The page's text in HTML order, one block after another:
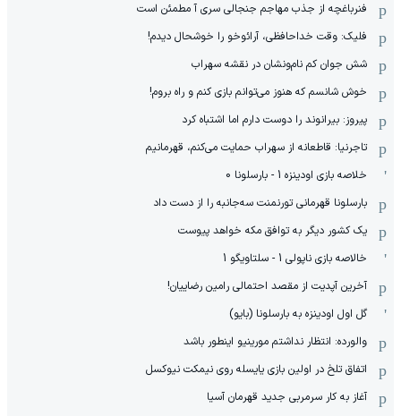
فنرباغچه از جذب مهاجم جنجالی سری آ مطمئن است
فلیک: وقت خداحافظی، آرائوخو را خوشحال دیدم!
شش جوان کم نام‌و‌نشان در نقشه سهراب
خوش شانسم که هنوز می‌توانم بازی کنم و راه بروم!
پیروز: بیرانوند را دوست دارم اما اشتباه کرد
تاجرنیا: قاطعانه از سهراب حمایت می‌کنم، قهرمانیم
خلاصه بازی اودینزه 1 - بارسلونا 0
بارسلونا قهرمانی تورنمنت سه‌جانبه را از دست داد
یک کشور دیگر به توافق مکه خواهد پیوست
خالاصه بازی ناپولی 1 - سلتاویگو 1
آخرین آپدیت از مقصد احتمالی رامین رضاییان!
گل اول اودینزه به بارسلونا (بایو)
والورده: انتظار نداشتم مورینیو اینطور باشد
اتفاق تلخ در اولین بازی یایسله روی نیمکت نیوکسل
آغاز به کار سرمربی جدید قهرمان آسیا